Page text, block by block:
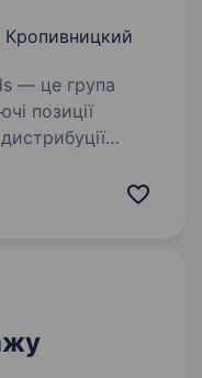
Кропивницкий
позиції
України